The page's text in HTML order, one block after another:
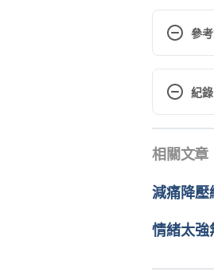
參
What
https://
https://
The
https://
紀錄
醫
由
相關文章
減痛降壓
情緒太強